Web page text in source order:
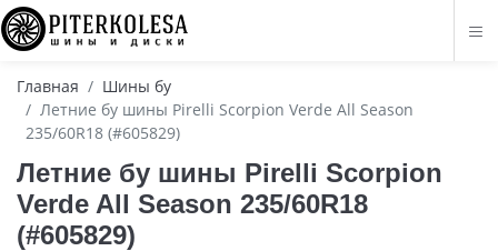
Главная
Шины бу
Летние бу шины Pirelli Scorpion Verde All Season
235/60R18 (#605829)
Летние бу шины Pirelli Scorpion
Verde All Season 235/60R18
(#605829)